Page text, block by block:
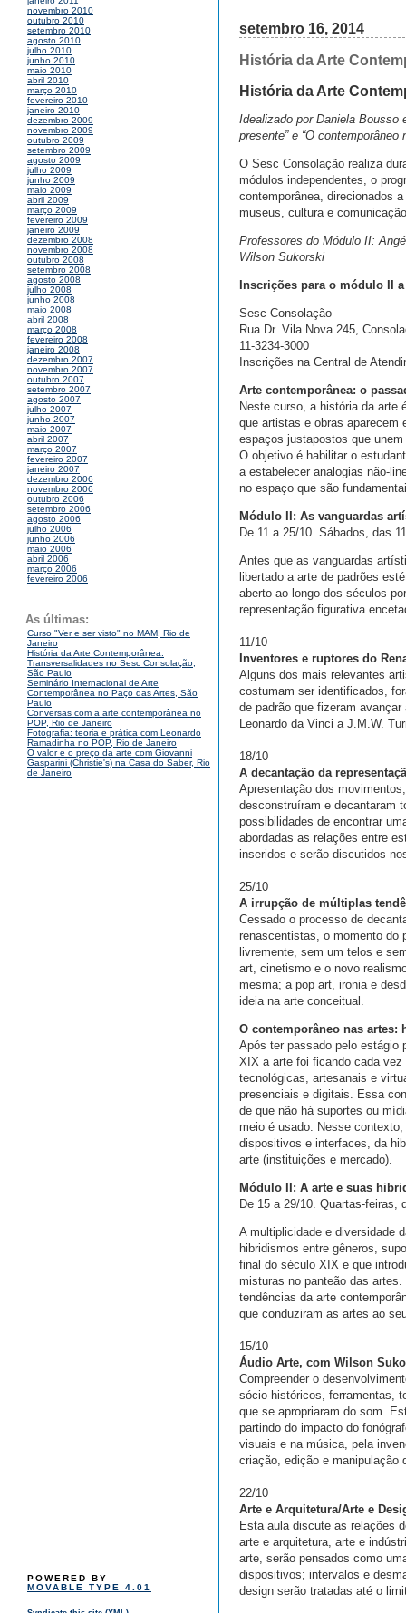
novembro 2010
outubro 2010
setembro 2010
agosto 2010
julho 2010
junho 2010
maio 2010
abril 2010
março 2010
fevereiro 2010
janeiro 2010
dezembro 2009
novembro 2009
outubro 2009
setembro 2009
agosto 2009
julho 2009
junho 2009
maio 2009
abril 2009
março 2009
fevereiro 2009
janeiro 2009
dezembro 2008
novembro 2008
outubro 2008
setembro 2008
agosto 2008
julho 2008
junho 2008
maio 2008
abril 2008
março 2008
fevereiro 2008
janeiro 2008
dezembro 2007
novembro 2007
outubro 2007
setembro 2007
agosto 2007
julho 2007
junho 2007
maio 2007
abril 2007
março 2007
fevereiro 2007
janeiro 2007
dezembro 2006
novembro 2006
outubro 2006
setembro 2006
agosto 2006
julho 2006
junho 2006
maio 2006
abril 2006
março 2006
fevereiro 2006
As últimas:
Curso "Ver e ser visto" no MAM, Rio de
Janeiro
História da Arte Contemporânea:
Transversalidades no Sesc Consolação,
São Paulo
Seminário Internacional de Arte
Contemporânea no Paço das Artes, São
Paulo
Conversas com a arte contemporânea no
POP, Rio de Janeiro
Fotografia: teoria e prática com Leonardo
Ramadinha no POP, Rio de Janeiro
O valor e o preço da arte com Giovanni
Gasparini (Christie's) na Casa do Saber, Rio
de Janeiro
POWERED BY
MOVABLE TYPE 4.01
setembro 16, 2014
História da Arte
História da Arte
Idealizado por Daniela Bousso
presente” e “O
O Sesc Consolação realiza
módulos independentes, o
contemporânea, direcionados
museus, cultura e
Professores do Módulo II:
Wilson Sukorski
Inscrições para o módulo II
Sesc Consolação
Rua Dr. Vila Nova 245,
11-3234-3000
Inscrições na Central de
Arte contemporânea: o
Neste curso, a história da arte
que artistas e obras aparecem
espaços justapostos que
O objetivo é habilitar o
a estabelecer analogias não-
no espaço que são
Módulo II: As vanguardas
De 11 a 25/10. Sábados, das
Antes que as vanguardas
libertado a arte de padrões
aberto ao longo dos séculos
representação figurativa
11/10
Inventores e ruptores do
Alguns dos mais relevantes
costumam ser identificados,
de padrão que fizeram
Leonardo da Vinci a J.M.W.
18/10
A decantação da
Apresentação dos
desconstruíram e decantaram
possibilidades de encontrar
abordadas as relações entre
inseridos e serão discutidos
25/10
A irrupção de múltiplas
Cessado o processo de
renascentistas, o momento do
livremente, sem um telos e
art, cinetismo e o novo
mesma; a pop art, ironia e
ideia na arte conceitual.
O contemporâneo nas
Após ter passado pelo estágio
XIX a arte foi ficando cada
tecnológicas, artesanais e
presenciais e digitais. Essa
de que não há suportes ou
meio é usado. Nesse
dispositivos e interfaces, da
arte (instituições e mercado).
Módulo II: A arte e suas
De 15 a 29/10. Quartas-feiras,
A multiplicidade e diversidade
hibridismos entre gêneros,
final do século XIX e que
misturas no panteão das
tendências da arte
que conduziram as artes ao
15/10
Áudio Arte, com Wilson
Compreender o
sócio-históricos, ferramentas,
que se apropriaram do som.
partindo do impacto do
visuais e na música, pela
criação, edição e manipulação
22/10
Arte e Arquitetura/Arte e
Esta aula discute as relações
arte e arquitetura, arte e
arte, serão pensados como
dispositivos; intervalos e
design serão tratadas até o